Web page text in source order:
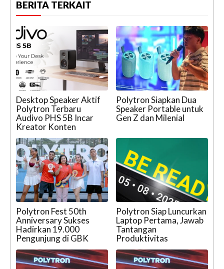
BERITA TERKAIT
Desktop Speaker Aktif
Polytron Terbaru
Audivo PHS 5B Incar
Kreator Konten
Polytron Siapkan Dua
Speaker Portable untuk
Gen Z dan Milenial
Polytron Fest 50th
Anniversary Sukses
Hadirkan 19.000
Pengunjung di GBK
Polytron Siap Luncurkan
Laptop Pertama, Jawab
Tantangan
Produktivitas